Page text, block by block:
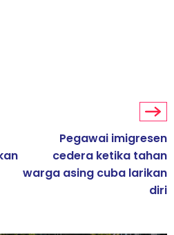
Pegawai imigresen
cedera ketika tahan
warga asing cuba larikan
diri